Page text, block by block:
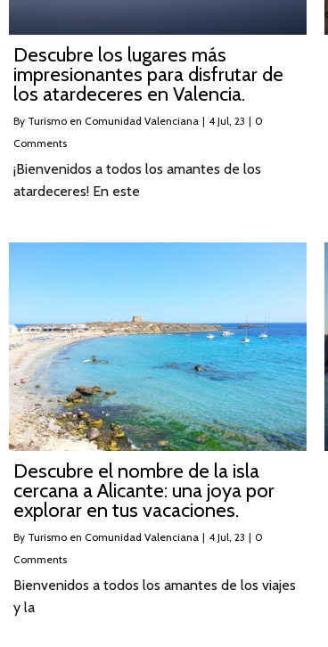
Descubre los lugares más
impresionantes para disfrutar de
los atardeceres en Valencia.
By Turismo en Comunidad Valenciana | 4 Jul, 23 | 0
Comments
¡Bienvenidos a todos los amantes de los
atardeceres! En este
Descubre el nombre de la isla
cercana a Alicante: una joya por
explorar en tus vacaciones.
By Turismo en Comunidad Valenciana | 4 Jul, 23 | 0
Comments
Bienvenidos a todos los amantes de los viajes
y la